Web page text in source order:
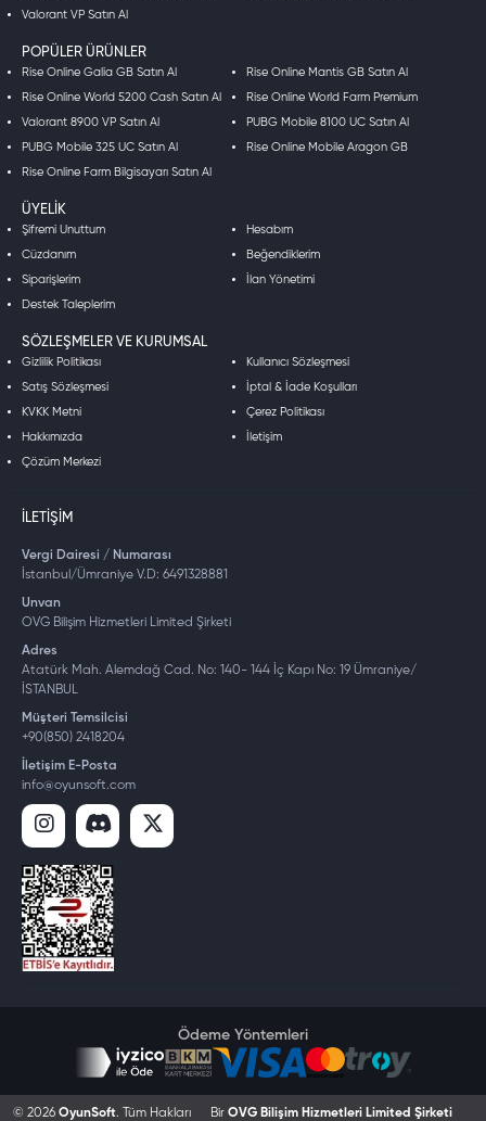
Valorant VP Satın Al
POPÜLER ÜRÜNLER
Rise Online Galia GB Satın Al Rise Online Mantis GB Satın Al
Rise Online World 5200 Cash Satın Al Rise Online World Farm Premium
Valorant 8900 VP Satın Al PUBG Mobile 8100 UC Satın Al
PUBG Mobile 325 UC Satın Al Rise Online Mobile Aragon GB
Rise Online Farm Bilgisayarı Satın Al
ÜYELIK
Şifremi Unuttum Hesabım
Cüzdanım Beğendiklerim
Siparişlerim İlan Yönetimi
Destek Taleplerim
SÖZLEŞMELER VE KURUMSAL
Gizlilik Politikası Kullanıcı Sözleşmesi
Satış Sözleşmesi İptal & İade Koşulları
KVKK Metni Çerez Politikası
Hakkımızda İletişim
Çözüm Merkezi
İLETIŞIM
Vergi Dairesi / Numarası
İstanbul/Ümraniye V.D: 6491328881
Unvan
OVG Bilişim Hizmetleri Limited Şirketi
Adres
Atatürk Mah. Alemdağ Cad. No: 140- 144 İç Kapı No: 19 Ümraniye/
İSTANBUL
Müşteri Temsilcisi
+90(850) 2418204
İletişim E-Posta
info@oyunsoft.com
Ödeme Yöntemleri
© 2026 OyunSoft. Tüm Hakları Bir OVG Bilişim Hizmetleri Limited Şirketi